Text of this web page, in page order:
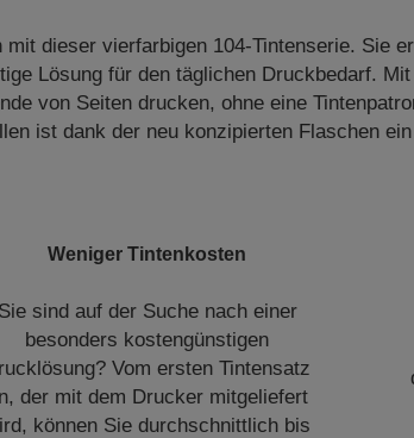
dieser vierfarbigen 104-Tintenserie. Sie
Lösung für den täglichen Druckbedarf.
von Seiten drucken, ohne eine
ist dank der neu konzipierten Flaschen
Weniger Tintenkosten
Sie sind auf der Suche nach einer
besonders kostengünstigen
Vom ersten Tintensatz
der mit dem Drucker mitgeliefert
können Sie durchschnittlich bis